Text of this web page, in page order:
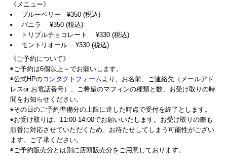
《メニュー》
ブルーベリー ¥350 (税込)
バニラ ¥350 (税込)
トリプルチョコレート ¥330 (税込)
モントリオール ¥330 (税込)
《ご予約について》
◉ご予約は6個以上～でお願いします。
◉公式HPのコンタクトフォーム より、お名前、ご連絡先（メールアド
レスor お電話番号）、ご希望のマフィンの種類と数、お受け取りの時
間をお知らせください。
◉その日のご予約準備分の上限に達した時点で受付を終了とします。
◉お受け取りは、11:00-14:00でお願いいたします。お受け取りの際も
順番に対応させていただくため、お待たせしてしまう可能性がござい
ます。ご了承ください。
◉ご予約販売分とは別に店頭販売分をご用意しております。